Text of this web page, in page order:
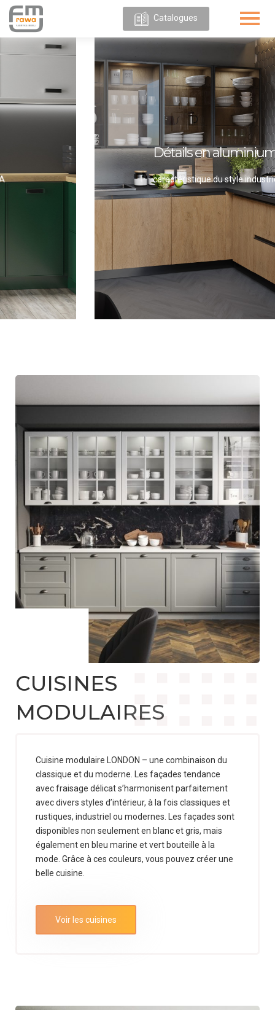
Catalogues
POUR
NOUS
OFFRE
OÙ
ACHETER?
COOPÉRATION
CONTACT
POLSKI
POLONAIS
ANGLAIS )
ALLEMAND)
FRANÇAIS
FRANÇAIS)
Détails en aluminium
caractéristique du style industriel
CUISINES
MODULAIRES
Cuisine modulaire LONDON – une combinaison du
classique et du moderne. Les façades tendance
avec fraisage délicat s’harmonisent parfaitement
avec divers styles d’intérieur, à la fois classiques et
rustiques, industriel ou modernes. Les façades sont
disponibles non seulement en blanc et gris, mais
également en bleu marine et vert bouteille à la
mode. Grâce à ces couleurs, vous pouvez créer une
belle cuisine.
Voir les cuisines